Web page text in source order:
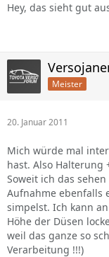
Hey, das sieht gut
Meister
20. Januar 2011
Mich würde mal
hast. Also Halterung
Soweit ich das
Aufnahme ebenfalls
simpelst. Ich kann
Höhe der Düsen
weil das ganze so
Verarbeitung !!!)